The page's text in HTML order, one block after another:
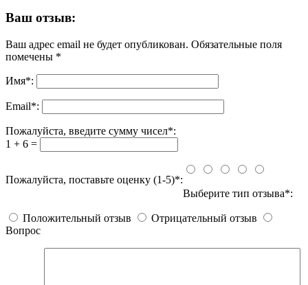
Ваш отзыв:
Ваш адрес email не будет опубликован. Обязательные поля
помечены *
Имя*:
Email*:
Пожалуйста, введите сумму чисел*:
1 + 6 =
Пожалуйста, поставьте оценку (1-5)*:
Выберите тип отзыва*:
Положительный отзыв
Отрицательный отзыв
Вопрос